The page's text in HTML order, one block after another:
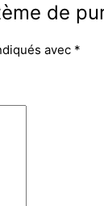
de
avec *